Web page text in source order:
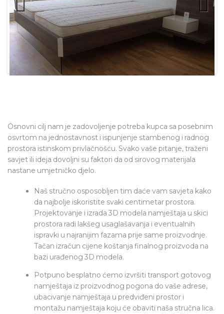
Previ
ous
Next
Osnovni cilj nam je zadovoljenje potreba kupca sa posebnim
osvrtom na jednostavnost i ispunjenje stambenog i radnog
prostora istinskom privlačnošću. Svako vaše pitanje, traženi
savjet ili ideja dovoljni su faktori da od sirovog materijala
nastane umjetničko djelo.
Naš stručno osposobljen tim daće vam savjeta kako
da najbolje iskoristite svaki centimetar prostora.
Projektovanje i izrada 3D modela namještaja u skici
prostora radi lakšeg usaglašavanja i eventualnih
ispravki u najranijim fazama prije same proizvodnje.
Tačan izračun cijene koštanja finalnog proizvoda na
bazi urađenog 3D modela.
Potpuno besplatno ćemo izvršiti transport gotovog
namještaja iz proizvodnog pogona do vaše adrese,
ubacivanje namještaja u predviđeni prostor i
montažu namještaja koju će obaviti naša stručna lica.